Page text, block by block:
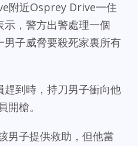
附近Osprey Drive一住
，警方出警處理一個
子威脅要殺死家裏所有
到時，持刀男子衝向他
槍。
男子提供救助，但他當